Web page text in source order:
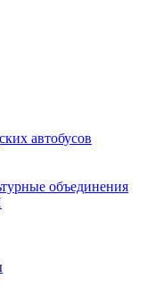
автобусов
объединения